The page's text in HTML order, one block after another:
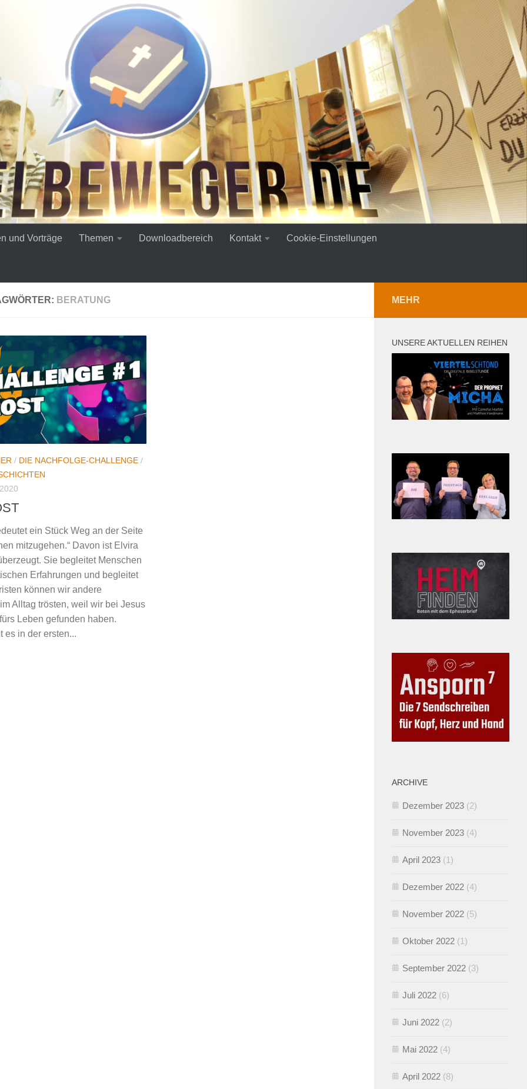
und Vorträge Themen Downloadbereich Kontakt Cookie-Einstellungen
BERATUNG
/ DIE NACHFOLGE-CHALLENGE /
ein Stück Weg an der Seite
mitzugehen.“ Davon ist Elvira
Sie begleitet Menschen
Erfahrungen und begleitet
können wir andere
Alltag trösten, weil wir bei Jesus
Leben gefunden haben.
es in der ersten...
MEHR
UNSERE AKTUELLEN REIHEN
ARCHIVE
Dezember 2023 (2)
November 2023 (4)
April 2023 (1)
Dezember 2022 (4)
November 2022 (5)
Oktober 2022 (1)
September 2022 (3)
Juli 2022 (6)
Juni 2022 (2)
Mai 2022 (4)
April 2022 (8)